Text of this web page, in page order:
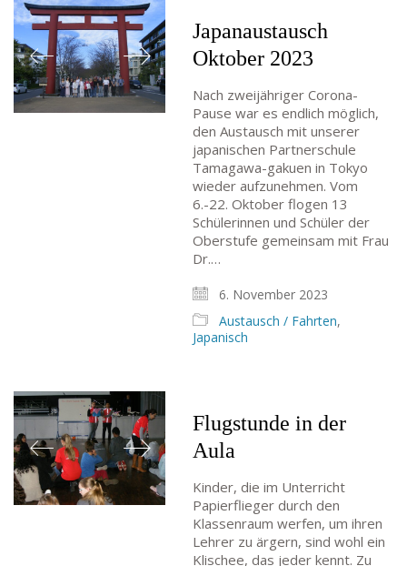
Japanaustausch
Oktober 2023
Nach zweijähriger Corona-
Pause war es endlich möglich,
den Austausch mit unserer
japanischen Partnerschule
Tamagawa-gakuen in Tokyo
wieder aufzunehmen. Vom
6.-22. Oktober flogen 13
Schülerinnen und Schüler der
Oberstufe gemeinsam mit Frau
Dr.…
6. November 2023
Austausch / Fahrten,
Japanisch
Flugstunde in der
Aula
Kinder, die im Unterricht
Papierflieger durch den
Klassenraum werfen, um ihren
Lehrer zu ärgern, sind wohl ein
Klischee, das jeder kennt. Zu